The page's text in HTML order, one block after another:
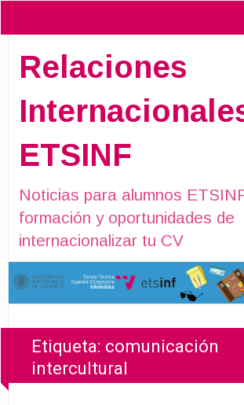
Relaciones
ETSINF
Noticias para alumnos
formación y oportunidades de
internacionalizar tu CV
Etiqueta: comunicación
intercultural